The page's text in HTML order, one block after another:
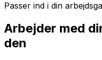
Passer ind i din
Arbejder med
den